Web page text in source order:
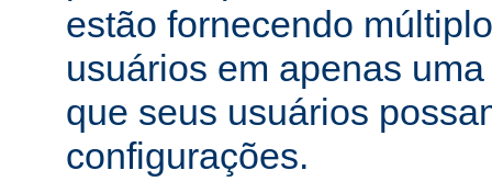
estão fornecendo
usuários em apenas
que seus usuários
configurações.